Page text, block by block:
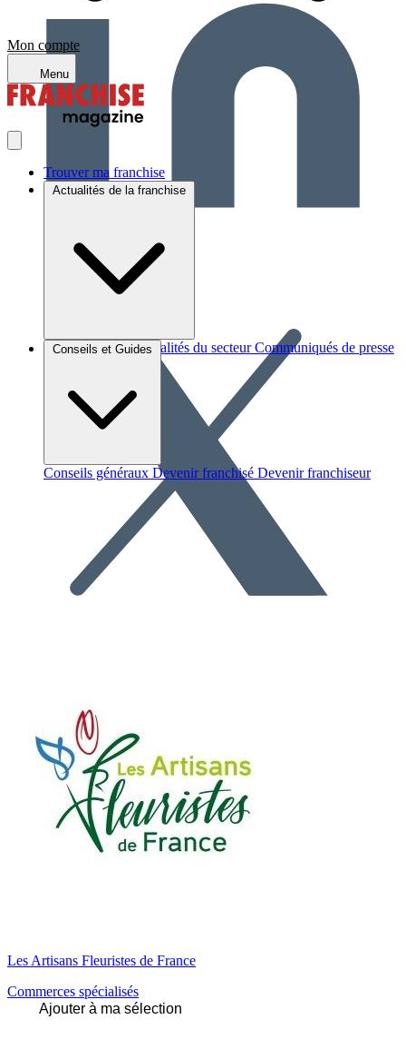
Mon compte
Menu
Trouver ma franchise
Actualités de la franchise
Brèves et actus Actualités du secteur Communiqués de presse
Conseils et Guides
Conseils généraux Devenir franchisé Devenir franchiseur
Les Artisans Fleuristes de France
Commerces spécialisés
Ajouter à ma sélection